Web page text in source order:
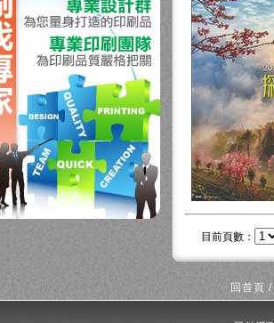
目前頁數：
回首頁 /